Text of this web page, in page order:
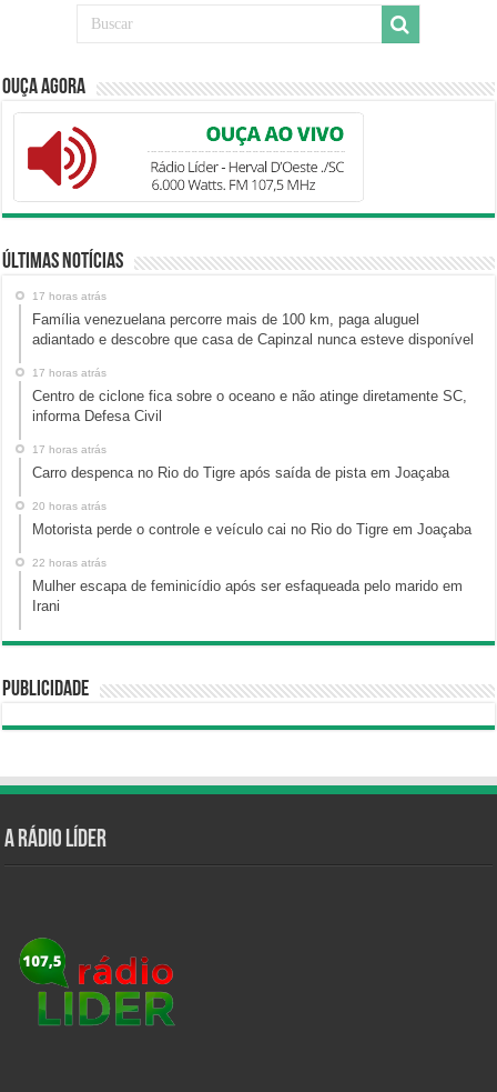
Ouça Agora
Últimas Notícias
17 horas atrás
Família venezuelana percorre mais de 100 km, paga aluguel
adiantado e descobre que casa de Capinzal nunca esteve disponível
17 horas atrás
Centro de ciclone fica sobre o oceano e não atinge diretamente SC,
informa Defesa Civil
17 horas atrás
Carro despenca no Rio do Tigre após saída de pista em Joaçaba
20 horas atrás
Motorista perde o controle e veículo cai no Rio do Tigre em Joaçaba
22 horas atrás
Mulher escapa de feminicídio após ser esfaqueada pelo marido em
Irani
Publicidade
A Rádio Líder